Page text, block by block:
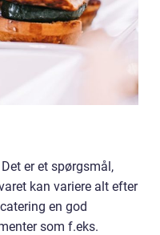
er et spørgsmål,
kan variere alt efter
en god
som f.eks.